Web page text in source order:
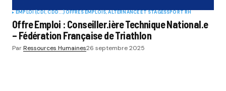
EMPLOI (CDI, CDD...)OFFRES EMPLOIS, ALTERNANCE ET STAGESSPORT RH
Offre Emploi : Conseiller.ière Technique National.e
– Fédération Française de Triathlon
ParRessources Humaines26 septembre 2025